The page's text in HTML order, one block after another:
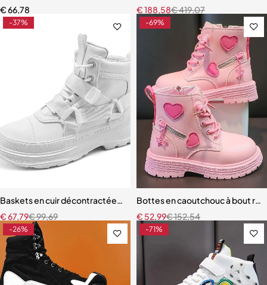
€66,78
€419,07
€188,58
-37%
Baskets en cuir décontractées pour hommes
€99,69
€67,79
-69%
Bottes en caoutchouc à bout
€152,54
€ 52,99
-26% -71%